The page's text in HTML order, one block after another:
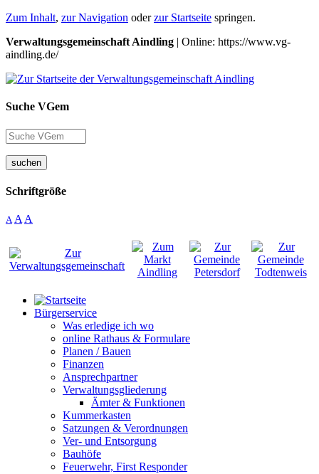
Zum Inhalt, zur Navigation oderzur Startseite springen.
Verwaltungsgemeinschaft Aindling | Online: https://www.vg-
aindling.de/
Suche VGem
suchen
Schriftgröße
A A A
Bürgerservice
Was erledige ich wo
online Rathaus & Formulare
Planen / Bauen
Finanzen
Ansprechpartner
Verwaltungsgliederung
Ämter & Funktionen
Kummerkasten
Satzungen & Verordnungen
Ver- und Entsorgung
Bauhöfe
Feuerwehr, First Responder